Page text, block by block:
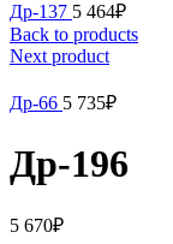
Др-137 5 464₽
Back to products
Next product
Др-66 5 735₽
Др-196
5 670₽